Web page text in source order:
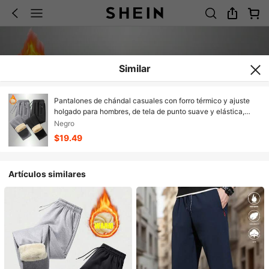
Similar
Pantalones de chándal casuales con forro térmico y ajuste
holgado para hombres, de tela de punto suave y elástica,
adecuados para uso diario, deportes, otoño/invierno
Negro
$19.49
Artículos similares